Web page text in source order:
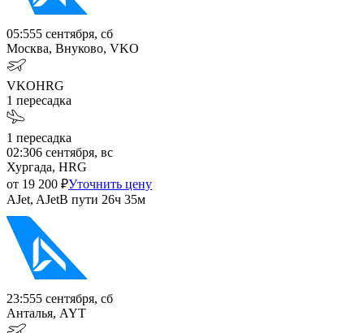
05:555 сентября, сб
Москва, Внуково, VKO
VKOHRG
1 пересадка
1 пересадка
02:306 сентября, вс
Хургада, HRG
от 19 200 ₽Уточнить цену
AJet, AJetВ пути 26ч 35м
23:555 сентября, сб
Анталья, AYT